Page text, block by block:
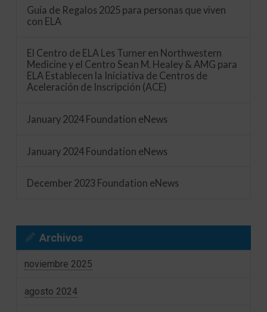
Guía de Regalos 2025 para personas que viven
con ELA
El Centro de ELA Les Turner en Northwestern
Medicine y el Centro Sean M. Healey & AMG para
ELA Establecen la Iniciativa de Centros de
Aceleración de Inscripción (ACE)
January 2024 Foundation eNews
January 2024 Foundation eNews
December 2023 Foundation eNews
Archivos
noviembre 2025
agosto 2024